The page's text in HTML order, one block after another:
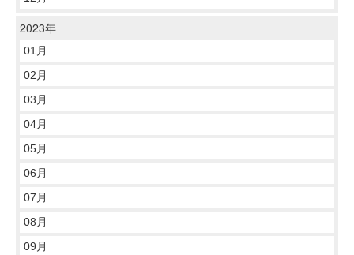
2023年
01月
02月
03月
04月
05月
06月
07月
08月
09月